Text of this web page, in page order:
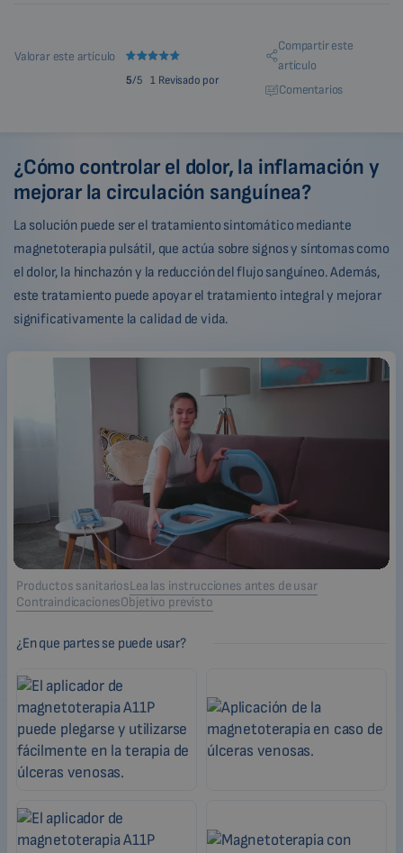
Valorar este artículo
5/5 1 Revisado por
Compartir este
artículo
Comentarios
¿Cómo controlar el dolor, la inflamación y
mejorar la circulación sanguínea?
La solución puede ser el tratamiento sintomático mediante
magnetoterapia pulsátil, que actúa sobre signos y síntomas como
el dolor, la hinchazón y la reducción del flujo sanguíneo. Además,
este tratamiento puede apoyar el tratamiento integral y mejorar
significativamente la calidad de vida.
Productos sanitariosLea las instrucciones antes de usar
ContraindicacionesObjetivo previsto
¿En que partes se puede usar?